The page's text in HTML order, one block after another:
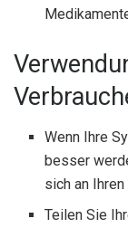
Wenn Ihre
besser
sich an Ihren
Teilen Sie